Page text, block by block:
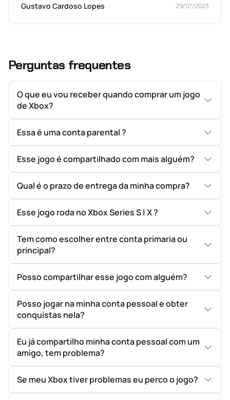
Gustavo Cardoso Lopes 29/07/2023
Perguntas frequentes
O que eu vou receber quando comprar um jogo
de Xbox?
Essa é uma conta parental ?
Esse jogo é compartilhado com mais alguém?
Qual é o prazo de entrega da minha compra?
Esse jogo roda no Xbox Series S | X ?
Tem como escolher entre conta primaria ou
principal?
Posso compartilhar esse jogo com alguém?
Posso jogar na minha conta pessoal e obter
conquistas nela?
Eu já compartilho minha conta pessoal com um
amigo, tem problema?
Se meu Xbox tiver problemas eu perco o jogo?